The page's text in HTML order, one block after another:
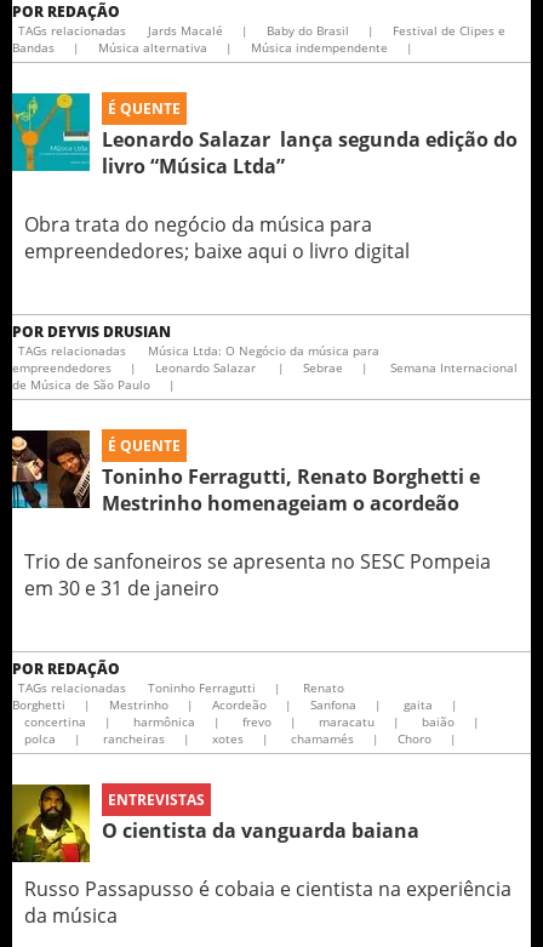
POR REDAÇÃO
TAGs relacionadas Jards Macalé | Baby do Brasil |
Festival de Clipes e
Bandas
| Música alternativa | Música indempendente |
É QUENTE
Leonardo Salazar lança segunda edição do
livro “Música Ltda”
Obra trata do negócio da música para
empreendedores; baixe aqui o livro digital
POR DEYVIS DRUSIAN
TAGs relacionadas
Música Ltda: O Negócio da música para
empreendedores
| Leonardo Salazar | Sebrae |
Semana Internacional
de Música de São Paulo
|
É QUENTE
Toninho Ferragutti, Renato Borghetti e
Mestrinho homenageiam o acordeão
Trio de sanfoneiros se apresenta no SESC Pompeia
em 30 e 31 de janeiro
POR REDAÇÃO
TAGs relacionadas Toninho Ferragutti |
Renato
Borghetti
| Mestrinho | Acordeão | Sanfona | gaita
|
concertina
| harmônica | frevo | maracatu | baião
|
polca
| rancheiras | xotes | chamamés | Choro |
ENTREVISTAS
O cientista da vanguarda baiana
Russo Passapusso é cobaia e cientista na experiência
da música